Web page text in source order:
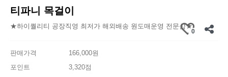
티파니 목걸이
★하이퀄리티 공장직영 최저가 해외배송 원도매운영 전문샵★
0
판매가격
166,000원
포인트
3,320점